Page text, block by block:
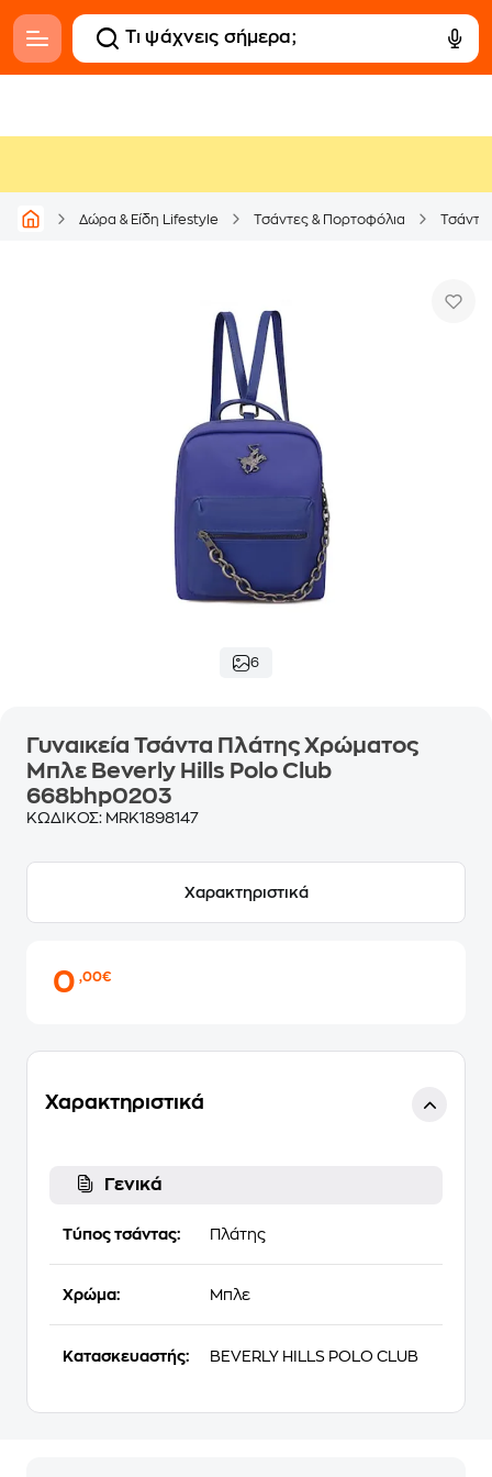
Δώρα & Είδη Lifestyle Τσάντες & Πορτοφόλια
6
Γυναικεία Τσάντα Πλάτης Χρώματος
Μπλε Beverly Hills Polo Club
668bhp0203
ΚΩΔΙΚΟΣ: MRK1898147
Χαρακτηριστικά
0,00€
Χαρακτηριστικά
Γενικά
Τύπος τσάντας: Πλάτης
Χρώμα: Μπλε
Κατασκευαστής: BEVERLY HILLS POLO CLUB